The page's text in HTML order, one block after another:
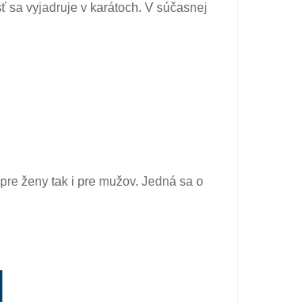
sa vyjadruje v karátoch. V súčasnej
ženy tak i pre mužov. Jedná sa o